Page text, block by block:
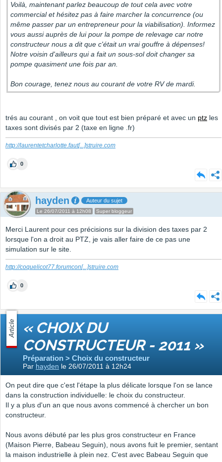
Voilà, maintenant parlez beaucoup de tout cela avec votre
commercial et hésitez pas à faire marcher la concurrence (ou
même passer par un entrepreneur pour la viabilisation). Informez
vous aussi auprès de lui pour la pompe de relevage car notre
constructeur nous a dit que c'était un vrai gouffre à dépenses!
Notre voisin d'ailleurs qui a fait un sous-sol doit changer sa
pompe quasiment une fois par an.
Bon courage, tenez nous au courant de votre RV de mardi.
trés au courant , on voit que tout est bien préparé et avec un ptz les
taxes sont divisés par 2 (taxe en ligne .fr)
http://laurentetcharlotte.faut[...]struire.com
0
hayden Auteur du sujet
Le 26/07/2011 à 12h08 Super bloggeur
Merci Laurent pour ces précisions sur la division des taxes par 2
lorsque l'on a droit au PTZ, je vais aller faire de ce pas une
simulation sur le site.
http://coquelicot77.forumcon[...]struire.com
0
Article « CHOIX DU
CONSTRUCTEUR - 2011 »
Préparation > Choix du constructeur
Par hayden le 26/07/2011 à 12h24
On peut dire que c'est l'étape la plus délicate lorsque l'on se lance
dans la construction individuelle: le choix du constructeur.
Il y a plus d'un an que nous avons commencé à chercher un bon
constructeur.
Nous avons débuté par les plus gros constructeur en France
(Maison Pierre, Babeau Seguin), nous avons fuit le premier, sentant
la maison industrielle à plein nez. C'est avec Babeau Seguin que